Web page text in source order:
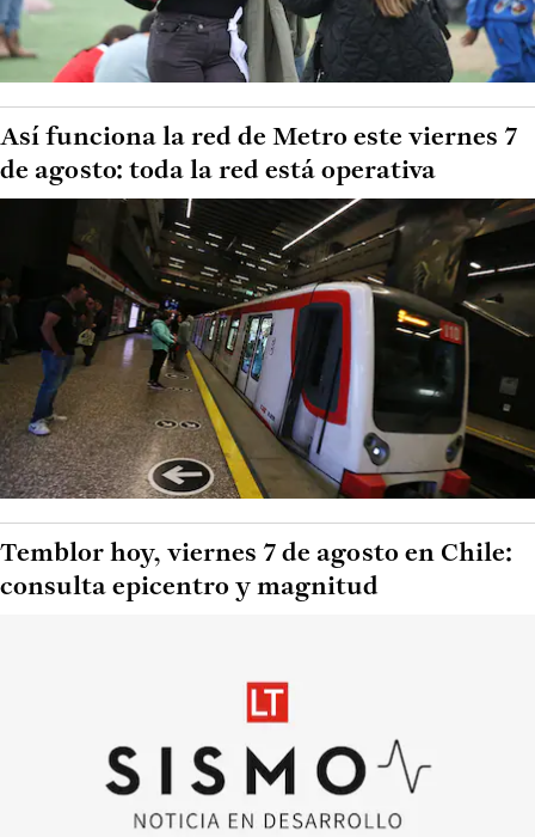
Así funciona la red de Metro este viernes 7
de agosto: toda la red está operativa
Temblor hoy, viernes 7 de agosto en Chile:
consulta epicentro y magnitud